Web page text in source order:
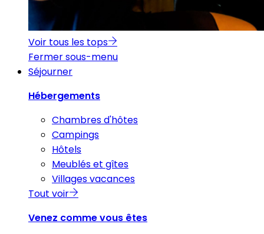
Voir tous les tops
Fermer sous-menu
Séjourner
Hébergements
Chambres d'hôtes
Campings
Hôtels
Meublés et gîtes
Villages vacances
Tout voir
Venez comme vous êtes